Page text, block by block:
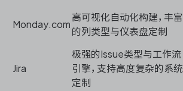
Monday.com
高可视化自动化构建，丰富
的列类型与仪表盘定制
Jira
极强的Issue类型与工作流
引擎，支持高度复杂的系统
定制